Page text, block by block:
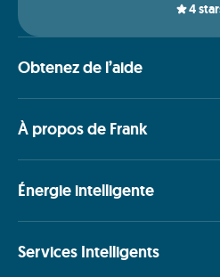
4
Obtenez de l’aide
À propos de Frank
Énergie intelligente
Services Intelligents